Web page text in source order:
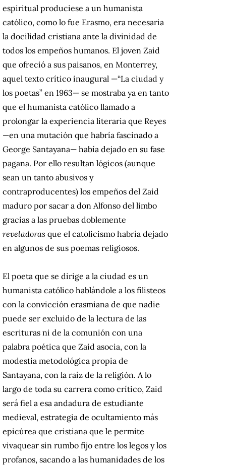
espiritual produciese a un humanista
católico, como lo fue Erasmo, era necesaria
la docilidad cristiana ante la divinidad de
todos los empeños humanos. El joven Zaid
que ofreció a sus paisanos, en Monterrey,
aquel texto crítico inaugural —“La ciudad y
los poetas” en 1963— se mostraba ya en tanto
que el humanista católico llamado a
prolongar la experiencia literaria que Reyes
—en una mutación que habría fascinado a
George Santayana— había dejado en su fase
pagana. Por ello resultan lógicos (aunque
sean un tanto abusivos y
contraproducentes) los empeños del Zaid
maduro por sacar a don Alfonso del limbo
gracias a las pruebas doblemente
reveladoras que el catolicismo habría dejado
en algunos de sus poemas religiosos.
El poeta que se dirige a la ciudad es un
humanista católico hablándole a los filisteos
con la convicción erasmiana de que nadie
puede ser excluido de la lectura de las
escrituras ni de la comunión con una
palabra poética que Zaid asocia, con la
modestia metodológica propia de
Santayana, con la raíz de la religión. A lo
largo de toda su carrera como crítico, Zaid
será fiel a esa andadura de estudiante
medieval, estrategia de ocultamiento más
epicúrea que cristiana que le permite
vivaquear sin rumbo fijo entre los legos y los
profanos, sacando a las humanidades de los